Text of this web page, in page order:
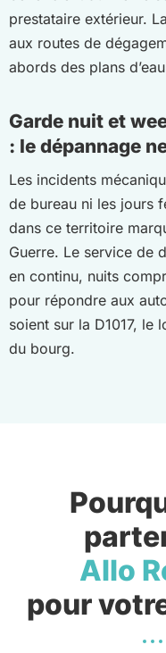
prestataire extérieur.
aux routes de
abords des plans
Garde nuit et
: le dépannage
Les incidents
de bureau ni les jours
dans ce territoire
Guerre. Le service de
en continu, nuits
pour répondre aux
soient sur la D1017, le
du bourg.
Allo
pour